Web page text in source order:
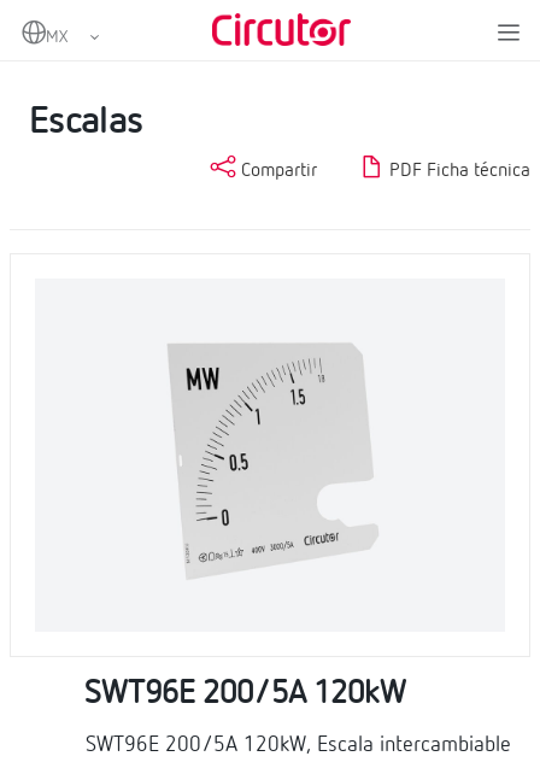
Home Medida y control
Instrumentación analógica
Escalas
Compartir PDF Ficha técnica
SWT96E 200/5A 120kW
SWT96E 200/5A 120kW, Escala intercambiable